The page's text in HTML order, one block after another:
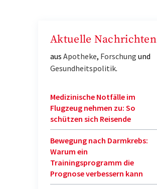
Aktuelle Nachrichten
aus Apotheke, Forschung und
Gesundheitspolitik.
Medizinische Notfälle im
Flugzeug nehmen zu: So
schützen sich Reisende
Bewegung nach Darmkrebs:
Warum ein
Trainingsprogramm die
Prognose verbessern kann